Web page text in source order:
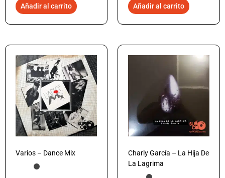
Añadir al carrito Añadir al carrito
Varios – Dance Mix
Charly García – La Hija De
La Lagrima